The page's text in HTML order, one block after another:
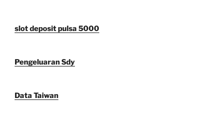
slot deposit pulsa 5000
Pengeluaran Sdy
Data Taiwan